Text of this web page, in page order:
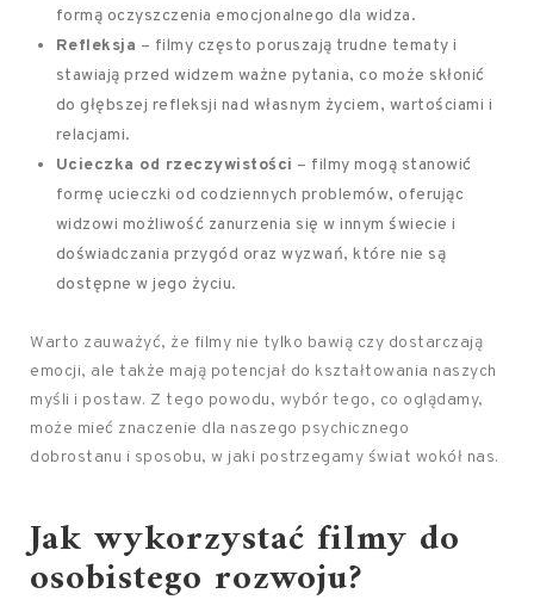
formą oczyszczenia emocjonalnego dla widza.
Refleksja – filmy często poruszają trudne tematy i
stawiają przed widzem ważne pytania, co może skłonić
do głębszej refleksji nad własnym życiem, wartościami i
relacjami.
Ucieczka od rzeczywistości – filmy mogą stanowić
formę ucieczki od codziennych problemów, oferując
widzowi możliwość zanurzenia się w innym świecie i
doświadczania przygód oraz wyzwań, które nie są
dostępne w jego życiu.
Warto zauważyć, że filmy nie tylko bawią czy dostarczają
emocji, ale także mają potencjał do kształtowania naszych
myśli i postaw. Z tego powodu, wybór tego, co oglądamy,
może mieć znaczenie dla naszego psychicznego
dobrostanu i sposobu, w jaki postrzegamy świat wokół nas.
Jak wykorzystać filmy do
osobistego rozwoju?